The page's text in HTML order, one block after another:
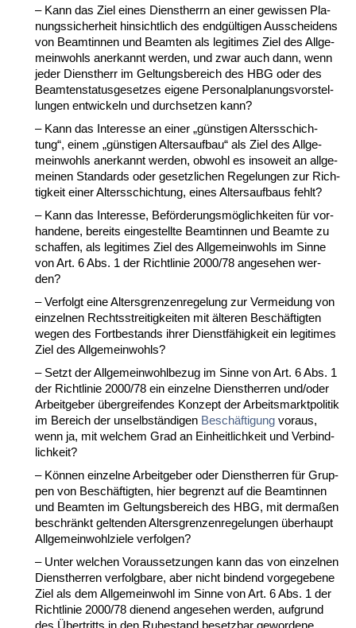
– Kann das Ziel ei­nes Dienst­herrn an ei­ner ge­wis­sen Pla­
nungs­si­cher­heit hin­sicht­lich des endgülti­gen Aus­schei­dens
von Be­am­tin­nen und Be­am­ten als le­gi­ti­mes Ziel des All­ge­
mein­wohls an­er­kannt wer­den, und zwar auch dann, wenn
je­der Dienst­herr im Gel­tungs­be­reich des HBG oder des
Be­am­ten­sta­tus­ge­set­zes ei­ge­ne Per­so­nal­pla­nungs­vor­stel­
lun­gen ent­wi­ckeln und durch­set­zen kann?
– Kann das In­ter­es­se an ei­ner „güns­ti­gen Al­ters­schich­
tung“, ei­nem „güns­ti­gen Al­ters­auf­bau“ als Ziel des All­ge­
mein­wohls an­er­kannt wer­den, ob­wohl es in­so­weit an all­ge­
mei­nen Stan­dards oder ge­setz­li­chen Re­ge­lun­gen zur Rich­
tig­keit ei­ner Al­ters­schich­tung, ei­nes Al­ters­auf­baus fehlt?
– Kann das In­ter­es­se, Beförde­rungsmöglich­kei­ten für vor­
han­de­ne, be­reits ein­ge­stell­te Be­am­tin­nen und Be­am­te zu
schaf­fen, als le­gi­ti­mes Ziel des All­ge­mein­wohls im Sin­ne
von Art. 6 Abs. 1 der Richt­li­nie 2000/78 an­ge­se­hen wer­
den?
– Ver­folgt ei­ne Al­ters­gren­zen­re­ge­lung zur Ver­mei­dung von
ein­zel­nen Rechts­strei­tig­kei­ten mit älte­ren Beschäftig­ten
we­gen des Fort­be­stands ih­rer Dienstfähig­keit ein le­gi­ti­mes
Ziel des All­ge­mein­wohls?
– Setzt der All­ge­mein­wohl­be­zug im Sin­ne von Art. 6 Abs. 1
der Richt­li­nie 2000/78 ein ein­zel­ne Dienst­her­ren und/oder
Ar­beit­ge­ber überg­rei­fen­des Kon­zept der Ar­beits­markt­po­li­tik
im Be­reich der un­selbständi­gen Beschäfti­gung vor­aus,
wenn ja, mit wel­chem Grad an Ein­heit­lich­keit und Ver­bind­
lich­keit?
– Können ein­zel­ne Ar­beit­ge­ber oder Dienst­her­ren für Grup­
pen von Beschäftig­ten, hier be­grenzt auf die Be­am­tin­nen
und Be­am­ten im Gel­tungs­be­reich des HBG, mit der­maßen
be­schränkt gel­ten­den Al­ters­gren­zen­re­ge­lun­gen über­haupt
All­ge­mein­wohl­zie­le ver­fol­gen?
– Un­ter wel­chen Vor­aus­set­zun­gen kann das von ein­zel­nen
Dienst­her­ren ver­folg­ba­re, aber nicht bin­dend vor­ge­ge­be­ne
Ziel als dem All­ge­mein­wohl im Sin­ne von Art. 6 Abs. 1 der
Richt­li­nie 2000/78 die­nend an­ge­se­hen wer­den, auf­grund